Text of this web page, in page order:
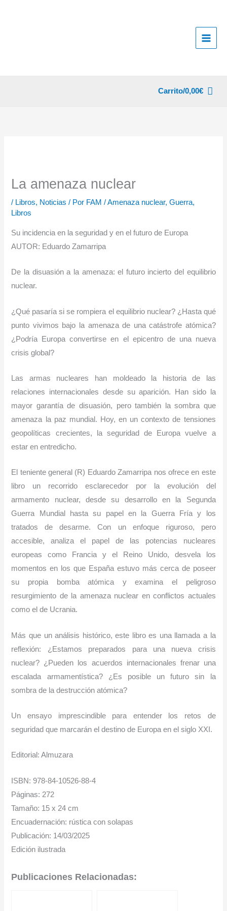
Carrito/0,00€
La amenaza nuclear
/ Libros, Noticias / Por FAM/Amenaza nuclear,Guerra,
Libros
Su incidencia en la seguridad y en el futuro de Europa
AUTOR: Eduardo Zamarripa
De la disuasión a la amenaza: el futuro incierto del equilibrio
nuclear.
¿Qué pasaría si se rompiera el equilibrio nuclear? ¿Hasta qué
punto vivimos bajo la amenaza de una catástrofe atómica?
¿Podría Europa convertirse en el epicentro de una nueva
crisis global?
Las armas nucleares han moldeado la historia de las
relaciones internacionales desde su aparición. Han sido la
mayor garantía de disuasión, pero también la sombra que
amenaza la paz mundial. Hoy, en un contexto de tensiones
geopolíticas crecientes, la seguridad de Europa vuelve a
estar en entredicho.
El teniente general (R) Eduardo Zamarripa nos ofrece en este
libro un recorrido esclarecedor por la evolución del
armamento nuclear, desde su desarrollo en la Segunda
Guerra Mundial hasta su papel en la Guerra Fría y los
tratados de desarme. Con un enfoque riguroso, pero
accesible, analiza el papel de las potencias nucleares
europeas como Francia y el Reino Unido, desvela los
momentos en los que España estuvo más cerca de poseer
su propia bomba atómica y examina el peligroso
resurgimiento de la amenaza nuclear en conflictos actuales
como el de Ucrania.
Más que un análisis histórico, este libro es una llamada a la
reflexión: ¿Estamos preparados para una nueva crisis
nuclear? ¿Pueden los acuerdos internacionales frenar una
escalada armamentística? ¿Es posible un futuro sin la
sombra de la destrucción atómica?
Un ensayo imprescindible para entender los retos de
seguridad que marcarán el destino de Europa en el siglo XXI.
Editorial: Almuzara
ISBN: 978-84-10526-88-4
Páginas: 272
Tamaño: 15 x 24 cm
Encuadernación: rústica con solapas
Publicación: 14/03/2025
Edición ilustrada
Publicaciones Relacionadas: